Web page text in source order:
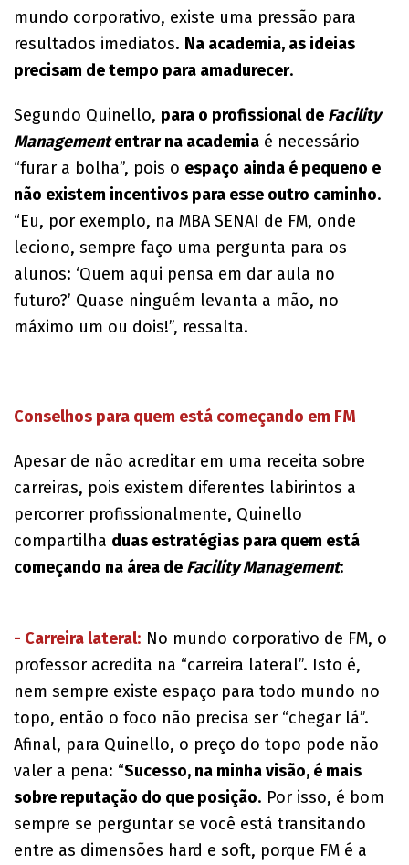
mundo corporativo, existe uma pressão para
resultados imediatos. Na academia, as ideias
precisam de tempo para amadurecer.
Segundo Quinello, para o profissional de Facility
Managemententrar na academia é necessário
“furar a bolha”, pois o espaço ainda é pequeno e
não existem incentivos para esse outro caminho.
“Eu, por exemplo, na MBA SENAI de FM, onde
leciono, sempre faço uma pergunta para os
alunos: ‘Quem aqui pensa em dar aula no
futuro?’ Quase ninguém levanta a mão, no
máximo um ou dois!”, ressalta.
Conselhos para quem está começando em FM
Apesar de não acreditar em uma receita sobre
carreiras, pois existem diferentes labirintos a
percorrer profissionalmente, Quinello
compartilha duas estratégias para quem está
começando na área de Facility Management:
- Carreira lateral: No mundo corporativo de FM, o
professor acredita na “carreira lateral”. Isto é,
nem sempre existe espaço para todo mundo no
topo, então o foco não precisa ser “chegar lá”.
Afinal, para Quinello, o preço do topo pode não
valer a pena: “Sucesso, na minha visão, é mais
sobre reputação do que posição. Por isso, é bom
sempre se perguntar se você está transitando
entre as dimensões hard e soft, porque FM é a